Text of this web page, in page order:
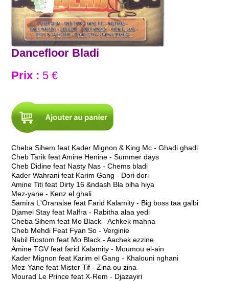
Dancefloor Bladi
Prix : 5 €
Cheba Sihem feat Kader Mignon & King Mc - Ghadi ghadi
Cheb Tarik feat Amine Henine - Summer days
Cheb Didine feat Nasty Nas - Chems bladi
Kader Wahrani feat Karim Gang - Dori dori
Amine Titi feat Dirty 16 &ndash Bla biha hiya
Mez-yane - Kenz el ghali
Samira L'Oranaise feat Farid Kalamity - Big boss taa galbi
Djamel Stay feat Malfra - Rabitha alaa yedi
Cheba Sihem feat Mo Black - Achkek mahna
Cheb Mehdi Feat Fyan So - Verginie
Nabil Rostom feat Mo Black - Aachek ezzine
Amine TGV feat farid Kalamity - Moumou el-ain
Kader Mignon feat Karim el Gang - Khalouni nghani
Mez-Yane feat Mister Tif - Zina ou zina
Mourad Le Prince feat X-Rem - Djazayiri